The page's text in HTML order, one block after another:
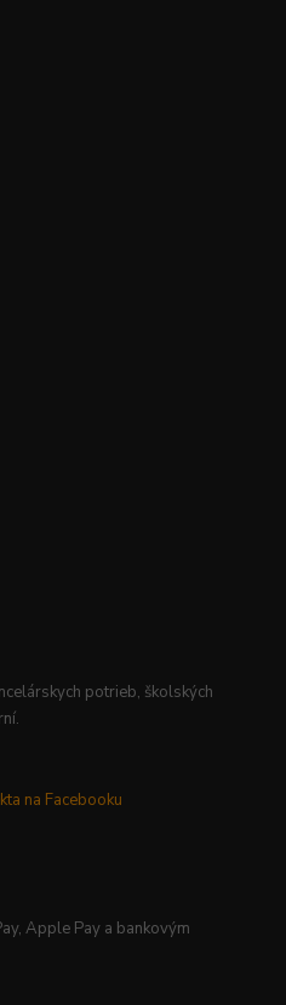
potrieb, školských
Apple Pay a bankovým